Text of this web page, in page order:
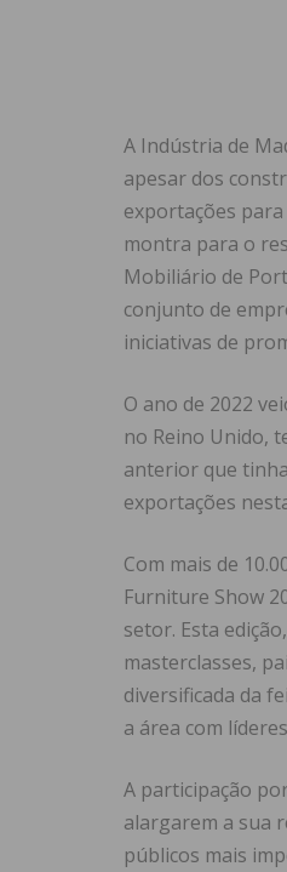
A Indústria de
apesar dos
exportações
montra para o
Mobiliário de
conjunto de
iniciativas de
O ano de 2022
no Reino Unido,
anterior que
exportações
Com mais de
Furniture Show
setor. Esta
masterclasses,
diversificada da
a área com
A participação
alargarem a sua
públicos mais